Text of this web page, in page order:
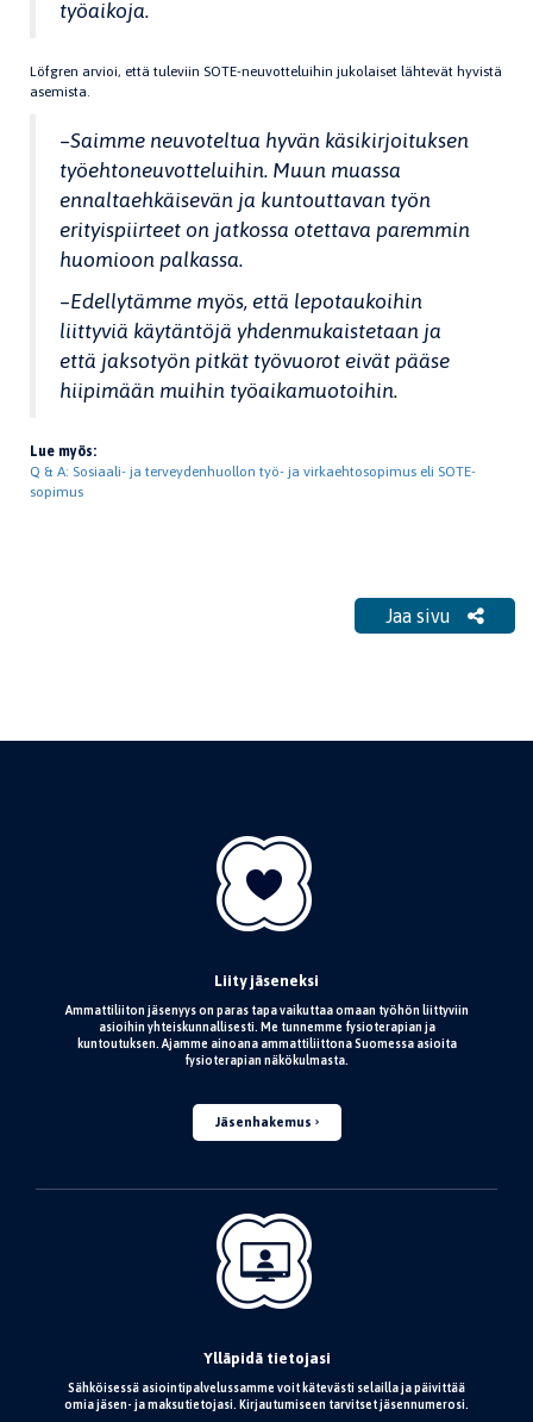
työaikoja.
Löfgren arvioi, että tuleviin SOTE-neuvotteluihin jukolaiset lähtevät hyvistä
asemista.
–Saimme neuvoteltua hyvän käsikirjoituksen
työehtoneuvotteluihin. Muun muassa
ennaltaehkäisevän ja kuntouttavan työn
erityispiirteet on jatkossa otettava paremmin
huomioon palkassa.
–Edellytämme myös, että lepotaukoihin
liittyviä käytäntöjä yhdenmukaistetaan ja
että jaksotyön pitkät työvuorot eivät pääse
hiipimään muihin työaikamuotoihin.
Lue myös:
Q & A: Sosiaali- ja terveydenhuollon työ- ja virkaehtosopimus eli SOTE-
sopimus
Jaa sivu
Liity jäseneksi
Ammattiliiton jäsenyys on paras tapa vaikuttaa omaan työhön liittyviin
asioihin yhteiskunnallisesti. Me tunnemme fysioterapian ja
kuntoutuksen. Ajamme ainoana ammattiliittona Suomessa asioita
fysioterapian näkökulmasta.
Jäsenhakemus
Ylläpidä tietojasi
Sähköisessä asiointipalvelussamme voit kätevästi selailla ja päivittää
omia jäsen- ja maksutietojasi. Kirjautumiseen tarvitset jäsennumerosi.